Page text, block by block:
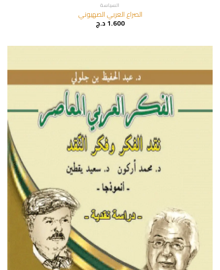
السياسة
الصراع العربي الصهيوني
1.600د.ج